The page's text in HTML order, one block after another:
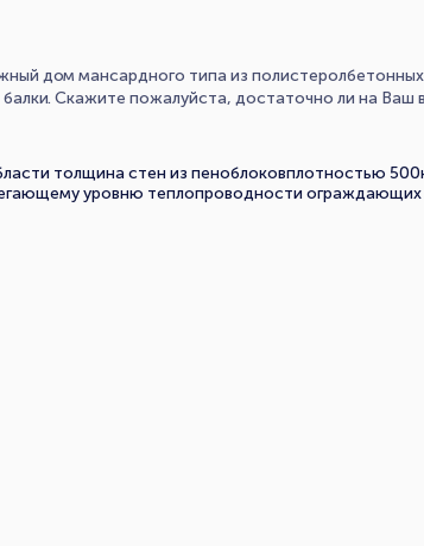
дом мансардного типа из
Скажите пожалуйста, достаточно ли на Ваш
толщина стен из пеноблоковплотностью
уровню теплопроводности ограждающих